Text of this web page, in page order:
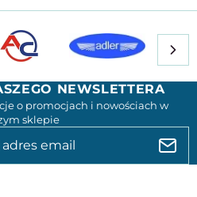
NEWSLETTERA
o promocjach i nowościach w
sklepie